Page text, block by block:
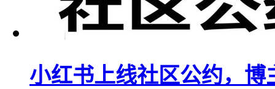
小红书上线社区公约，